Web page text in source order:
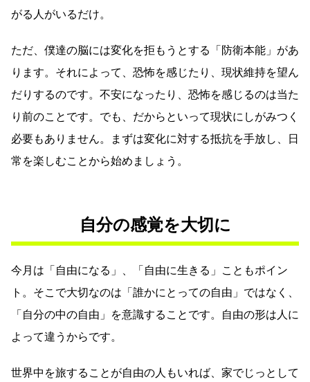
がる人がいるだけ。
ただ、僕達の脳には変化を拒もうとする「防衛本能」があ
ります。それによって、恐怖を感じたり、現状維持を望ん
だりするのです。不安になったり、恐怖を感じるのは当た
り前のことです。でも、だからといって現状にしがみつく
必要もありません。まずは変化に対する抵抗を手放し、日
常を楽しむことから始めましょう。
自分の感覚を大切に
今月は「自由になる」、「自由に生きる」こともポイン
ト。そこで大切なのは「誰かにとっての自由」ではなく、
「自分の中の自由」を意識することです。自由の形は人に
よって違うからです。
世界中を旅することが自由の人もいれば、家でじっとして